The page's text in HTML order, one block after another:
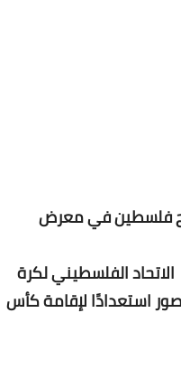
فلسطين في معرض
الفلسطيني لكرة
استعدادًا لإقامة كأس